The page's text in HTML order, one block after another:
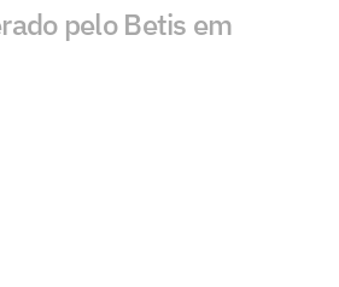
pelo Betis em